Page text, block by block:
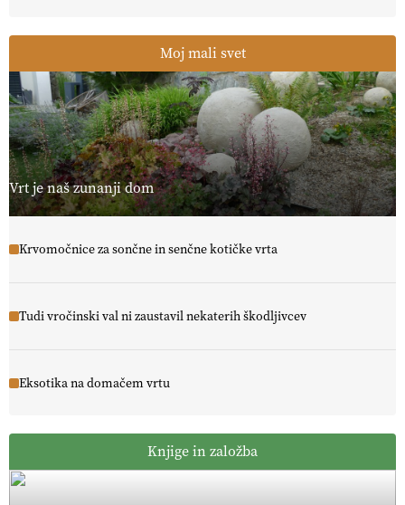
Moj mali svet
Vrt je naš zunanji dom
Krvomočnice za sončne in senčne kotičke vrta
Tudi vročinski val ni zaustavil nekaterih škodljivcev
Eksotika na domačem vrtu
Knjige in založba